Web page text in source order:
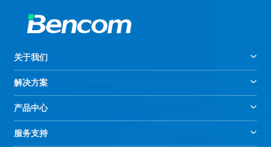
关于我们
解决方案
产品中心
服务支持